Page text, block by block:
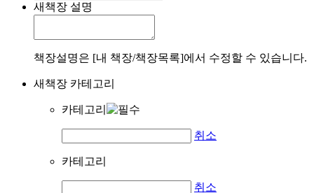
새책장 설명
책장설명은 [내 책장/책장목록]에서 수정할 수 있습니다.
새책장 카테고리
카테고리
취소
카테고리
취소